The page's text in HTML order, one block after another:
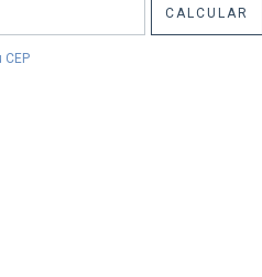
CALCULAR
CEP